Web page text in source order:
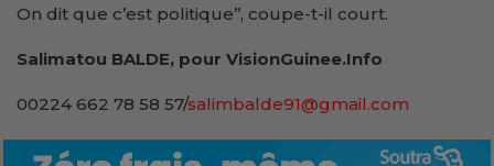
On dit que c’est politique’’, coupe-t-il court.
Salimatou BALDE, pour VisionGuinee.Info
00224 662 78 58 57/salimbalde91@gmail.com